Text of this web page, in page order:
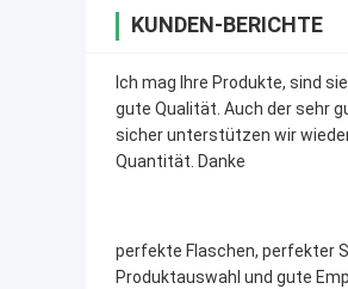
KUNDEN-BERICHTE
Ich mag Ihre Produkte, sind
gute Qualität. Auch der sehr
sicher unterstützen wir
Quantität. Danke
perfekte Flaschen, perfekter
Produktauswahl und gute